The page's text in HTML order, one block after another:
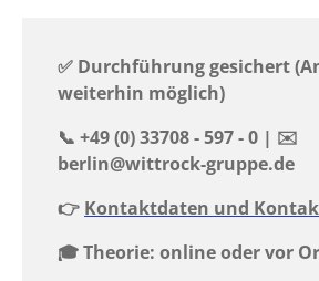
✅ Durchführung gesichert
weiterhin möglich)
📞 +49 (0) 33708 - 597 - 0 | ✉️
berlin@wittrock-gruppe.de
👉 Kontaktdaten und
🎓 Theorie: online oder vor